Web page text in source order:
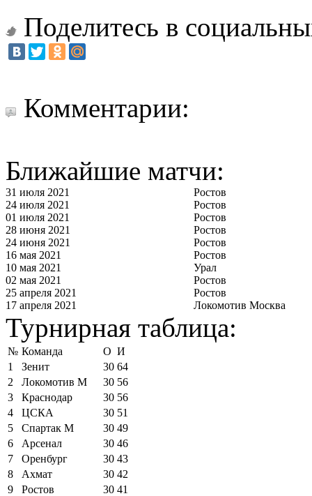
Поделитесь в
Комментарии:
Ближайшие матчи:
31 июля 2021
Ростов
24 июля 2021
Ростов
01 июля 2021
Ростов
28 июня 2021
Ростов
24 июня 2021
Ростов
16 мая 2021
Ростов
10 мая 2021
Урал
02 мая 2021
Ростов
25 апреля 2021
Ростов
17 апреля 2021
Локомотив Москва
Турнирная таблица:
№ Команда О И
1
Зенит 30 64
2
Локомотив М 30 56
3
Краснодар 30 56
4
ЦСКА 30 51
5
Спартак М 30 49
6
Арсенал 30 46
7
Оренбург 30 43
8
Ахмат 30 42
9
Ростов 30 41